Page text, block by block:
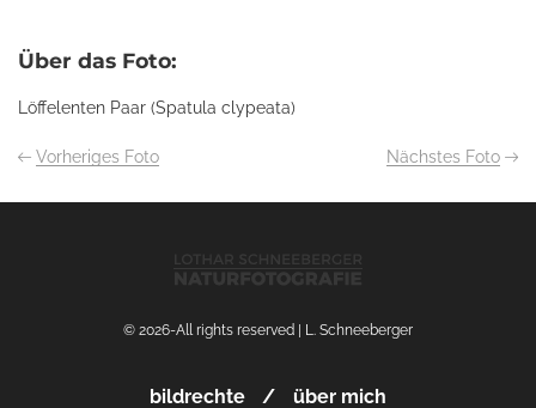
Über das Foto:
Löffelenten Paar (Spatula clypeata)
Vorheriges Foto Nächstes Foto
© 2026-All rights reserved | L. Schneeberger
bildrechte
über mich